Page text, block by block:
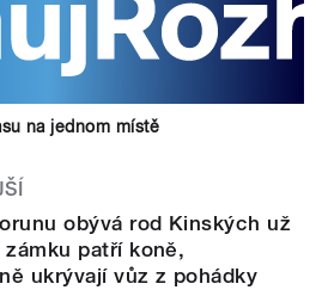
na jednom místě
obývá rod Kinských už
patří koně,
ukrývají vůz z pohádky